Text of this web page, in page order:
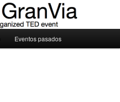
Eventos pasados